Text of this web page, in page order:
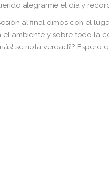
alegrarme el día y
al final dimos con el
el ambiente y sobre todo la
se nota verdad?? Espero